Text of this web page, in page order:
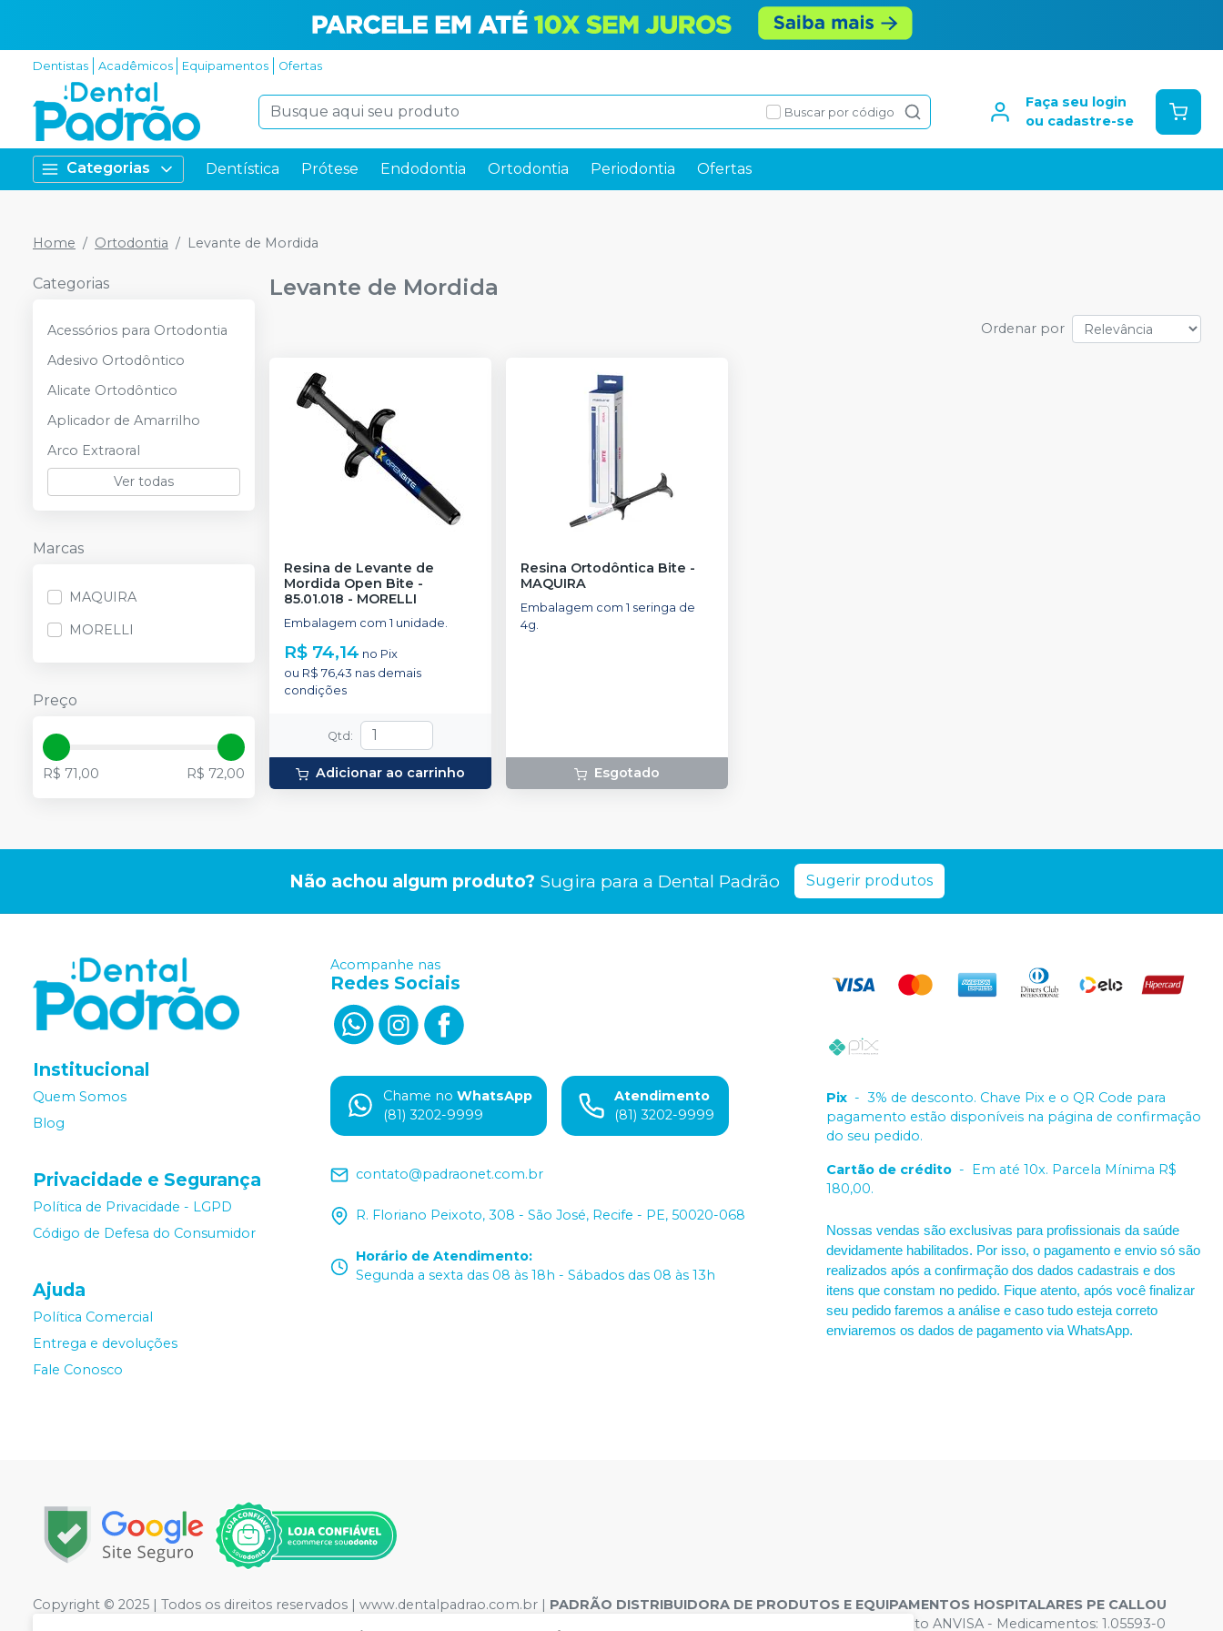
Dentistas Acadêmicos Equipamentos Ofertas
Buscar por código
Faça seu login
ou cadastre-se
Categorias Dentística Prótese Endodontia Ortodontia Periodontia Ofertas
Home Ortodontia Levante de Mordida
Categorias
Acessórios para Ortodontia
Adesivo Ortodôntico
Alicate Ortodôntico
Aplicador de Amarrilho
Arco Extraoral
Ver todas
Marcas
MAQUIRA
MORELLI
Preço
R$ 71,00 R$ 72,00
Levante de Mordida
Ordenar por
Resina de Levante de
Mordida Open Bite -
85.01.018 - MORELLI
Embalagem com 1 unidade.
R$ 74,14 no Pix
ou R$ 76,43 nas demais
condições
Qtd:
Adicionar ao carrinho
Resina Ortodôntica Bite -
MAQUIRA
Embalagem com 1 seringa de
4g.
Esgotado
Não achou algum produto? Sugira para a Dental Padrão Sugerir produtos
Institucional
Quem Somos
Blog
Privacidade e Segurança
Política de Privacidade - LGPD
Código de Defesa do Consumidor
Ajuda
Política Comercial
Entrega e devoluções
Fale Conosco
Acompanhe nas
Redes Sociais
Chame no WhatsApp
(81) 3202-9999
Atendimento
(81) 3202-9999
contato@padraonet.com.br
R. Floriano Peixoto, 308 - São José, Recife - PE, 50020-068
Horário de Atendimento:
Segunda a sexta das 08 às 18h - Sábados das 08 às 13h
Pix - 3% de desconto. Chave Pix e o QR Code para
pagamento estão disponíveis na página de confirmação
do seu pedido.
Cartão de crédito - Em até 10x. Parcela Mínima R$
180,00.
Nossas vendas são exclusivas para profissionais da saúde
devidamente habilitados. Por isso, o pagamento e envio só são
realizados após a confirmação dos dados cadastrais e dos
itens que constam no pedido. Fique atento, após você finalizar
seu pedido faremos a análise e caso tudo esteja correto
enviaremos os dados de pagamento via WhatsApp.
Copyright © 2025 | Todos os direitos reservados | www.dentalpadrao.com.br | PADRÃO DISTRIBUIDORA DE PRODUTOS E EQUIPAMENTOS HOSPITALARES PE CALLOU
| CNPJ: 09.441.460/0001-20 | Rua Floriano Peixoto, 308 – São José, Recife – PE CEP 50020-060 | Autorizações de Funcionamento ANVISA - Medicamentos: 1.05593-0